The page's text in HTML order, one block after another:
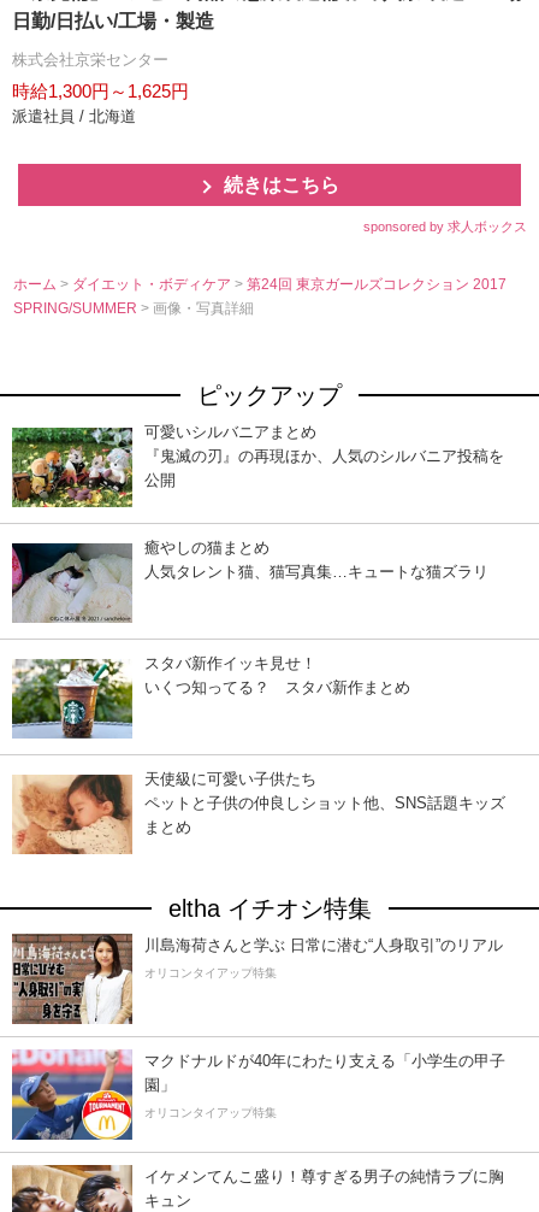
日勤/日払い/工場・製造
株式会社京栄センター
時給1,300円～1,625円
派遣社員 / 北海道
続きはこちら
sponsored by 求人ボックス
ホーム > ダイエット・ボディケア>第24回 東京ガールズコレクション 2017
SPRING/SUMMER> 画像・写真詳細
ピックアップ
可愛いシルバニアまとめ
『鬼滅の刃』の再現ほか、人気のシルバニア投稿を
公開
癒やしの猫まとめ
人気タレント猫、猫写真集…キュートな猫ズラリ
スタバ新作イッキ見せ！
いくつ知ってる？ スタバ新作まとめ
天使級に可愛い子供たち
ペットと子供の仲良しショット他、SNS話題キッズ
まとめ
eltha イチオシ特集
川島海荷さんと学ぶ 日常に潜む“人身取引”のリアル
オリコンタイアップ特集
マクドナルドが40年にわたり支える「小学生の甲子
園」
オリコンタイアップ特集
イケメンてんこ盛り！尊すぎる男子の純情ラブに胸
キュン